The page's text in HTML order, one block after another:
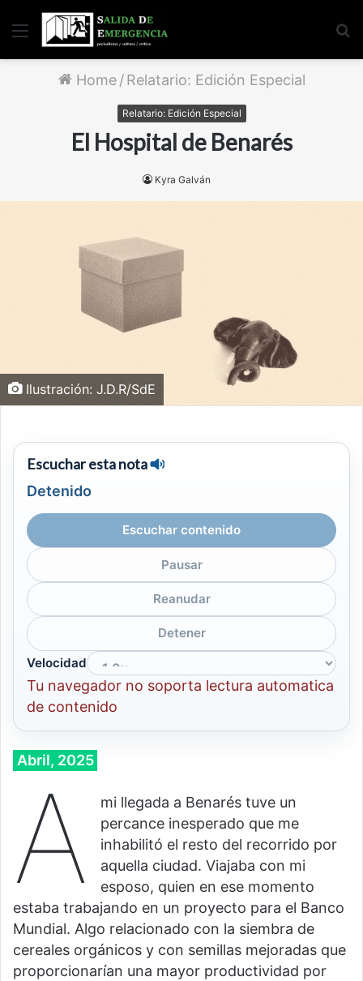
Menu
Home / Relatario: Edición Especial
Relatario: Edición Especial
El Hospital de Benarés
Kyra Galván
Ilustración: J.D.R/SdE
Escuchar esta nota
Detenido
Escuchar contenido
Pausar
Reanudar
Detener
Velocidad
Tu navegador no soporta lectura automatica
de contenido
Abril, 2025
A
mi llegada a Benarés tuve un
percance inesperado que me
inhabilitó el resto del recorrido por
aquella ciudad. Viajaba con mi
esposo, quien en ese momento
estaba trabajando en un proyecto para el Banco
Mundial. Algo relacionado con la siembra de
cereales orgánicos y con semillas mejoradas que
proporcionarían una mayor productividad por